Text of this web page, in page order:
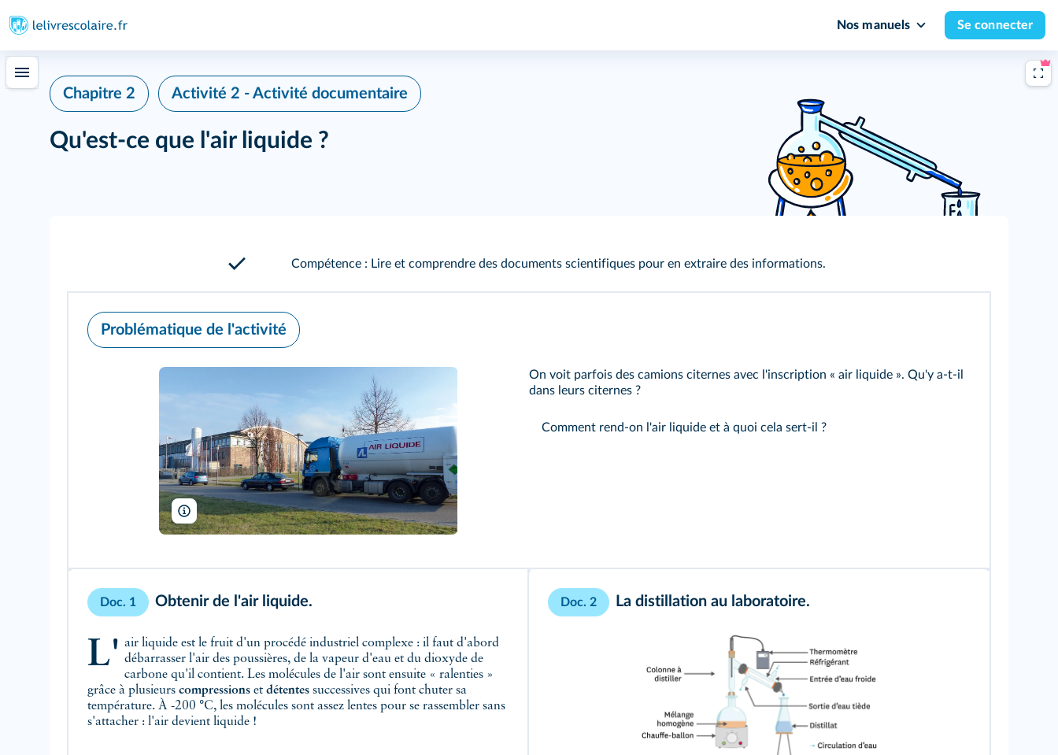
Nos manuels Se connecter
Chapitre 2 Activité 2 - Activité documentaire
Qu'est-ce que l'air liquide ?
Compétence : Lire et comprendre des documents scientifiques pour en extraire des informations.
Problématique de l'activité
Dr. Bernd Gross/Wikimedia
On voit parfois des camions citernes avec l'inscription « air liquide ». Qu'y a-t-il
dans leurs citernes ?
Comment rend-on l'air liquide et à quoi cela sert-il ?
Doc. 1 Obtenir de l'air liquide.
L'air liquide est le fruit d'un procédé industriel complexe : il faut d'abord débarrasser l'air des poussières, de la vapeur d'eau et du dioxyde de
carbone qu'il contient. Les molécules de l'air sont ensuite « ralenties »
grâce à plusieurs compressions et détentes successives qui font chuter sa
température. À -200 °C, les molécules sont assez lentes pour se rassembler sans
s'attacher : l'air devient liquide !
Doc. 2 La distillation au laboratoire.